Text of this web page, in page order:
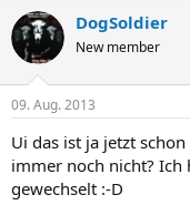
DogSoldier
New member
09. Aug. 2013
Ui das ist ja jetzt
immer noch nicht? Ich
gewechselt :-D